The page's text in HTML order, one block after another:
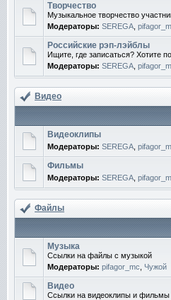
Творчество
Музыкальное творчество
Модераторы: SEREGA
Российские рэп-лэйблы
Ищите, где записаться? Хотите
Модераторы: SEREGA
Видео
Видеоклипы
Модераторы: SEREGA
Фильмы
Модераторы: SEREGA
Файлы
Музыка
Ссылки на файлы с музыкой
Модераторы: pifagor_mc Чужой
Видео
Ссылки на видеоклипы и фильмы